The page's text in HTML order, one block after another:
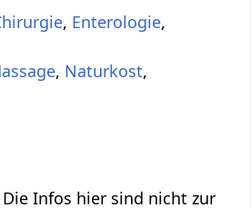
, Enterologie,
, Naturkost,
Infos hier sind nicht zur